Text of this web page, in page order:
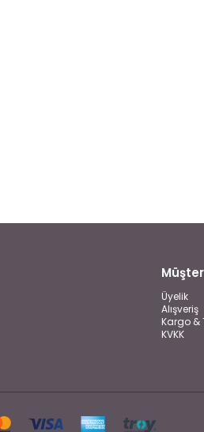
Üyelik
Alışveriş
Kargo &
KVKK